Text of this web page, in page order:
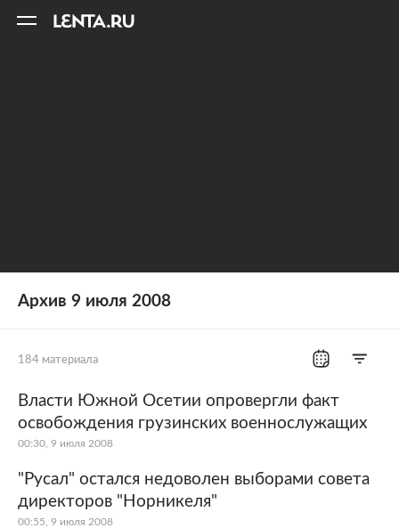
Архив 9 июля 2008
184 материала
Все рубрики Россия
Мир
Экономика Силовые структуры
Наука и техника
Власти Южной Осетии опровергли факт
освобождения грузинских военнослужащих
00:30, 9 июля 2008
"Русал" остался недоволен выборами совета
директоров "Норникеля"
00:55, 9 июля 2008